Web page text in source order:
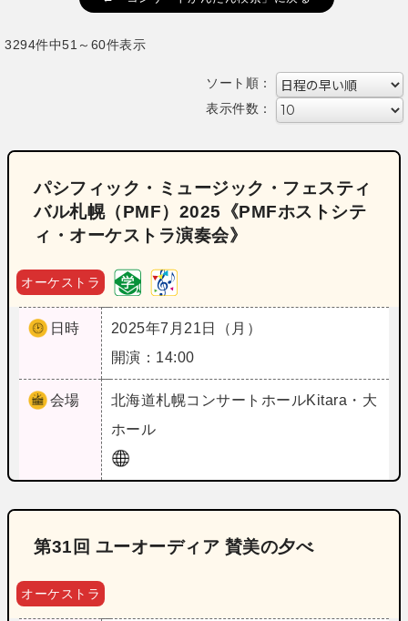
3294件中51～60件表示
ソート順：
表示件数：
パシフィック・ミュージック・フェスティ
バル札幌（PMF）2025《PMFホストシテ
ィ・オーケストラ演奏会》
オーケストラ
日時
2025年7月21日（月）
開演：14:00
会場 北海道札幌コンサートホールKitara・大
ホール
第31回 ユーオーディア 賛美の夕べ
オーケストラ